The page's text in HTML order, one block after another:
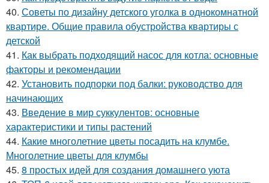
40. Советы по дизайну детского уголка в однокомнатной
квартире. Общие правила обустройства квартиры с
детской
41. Как выбрать подходящий насос для котла: основные
факторы и рекомендации
42. Установить подпорки под балки: руководство для
начинающих
43. Введение в мир суккулентов: основные
характеристики и типы растений
44. Какие многолетние цветы посадить на клумбе.
Многолетние цветы для клумбы
45. 8 простых идей для создания домашнего уюта